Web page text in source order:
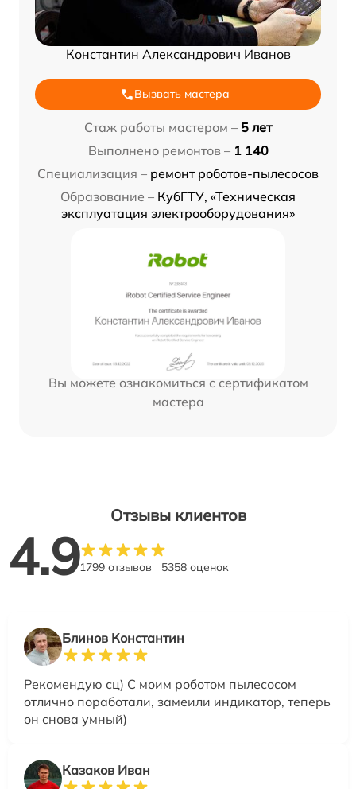
Константин Александрович Иванов
Вызвать мастера
Стаж работы мастером – 5 лет
Выполнено ремонтов – 1 140
Специализация – ремонт роботов-пылесосов
Образование – КубГТУ, «Техническая
эксплуатация электрооборудования»
Вы можете ознакомиться с сертификатом
мастера
Отзывы клиентов
4.91799 отзывов 5358 оценок
Блинов Константин
Рекомендую сц) С моим роботом пылесосом
отлично поработали, замеили индикатор, теперь
он снова умный)
Казаков Иван